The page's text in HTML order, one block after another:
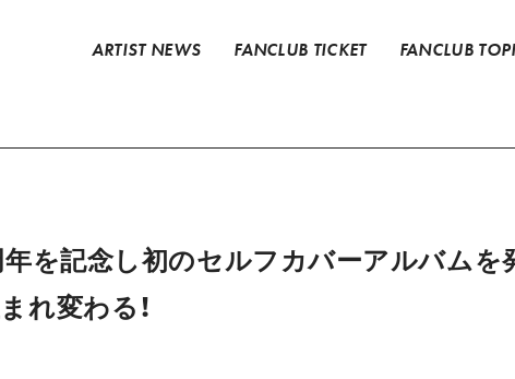
ARTIST NEWS FANCLUB TICKET FANCLUB
を記念し初のセルフカバーアルバムを
れ変わる！